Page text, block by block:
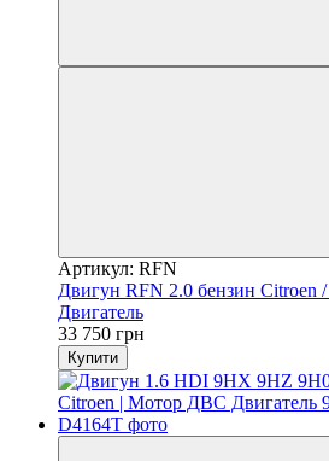
Артикул: RFN
Двигун RFN 2.0 бензин Citroen
Двигатель
33 750 грн
Купити